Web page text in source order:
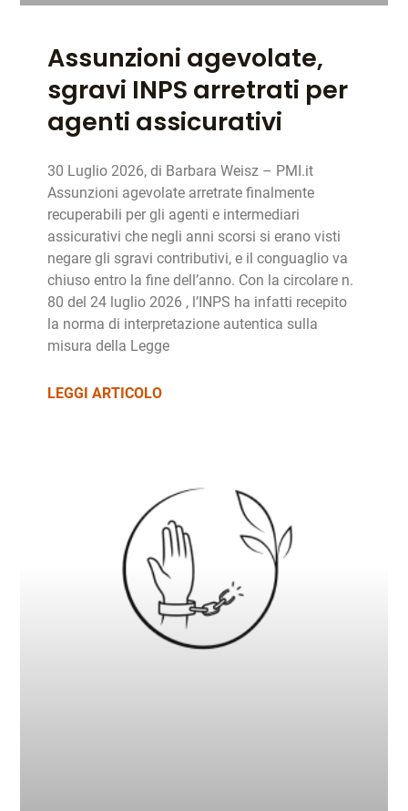
Assunzioni agevolate,
sgravi INPS arretrati per
agenti assicurativi
30 Luglio 2026, di Barbara Weisz – PMI.it
Assunzioni agevolate arretrate finalmente
recuperabili per gli agenti e intermediari
assicurativi che negli anni scorsi si erano visti
negare gli sgravi contributivi, e il conguaglio va
chiuso entro la fine dell’anno. Con la circolare n.
80 del 24 luglio 2026 , l’INPS ha infatti recepito
la norma di interpretazione autentica sulla
misura della Legge
LEGGI ARTICOLO